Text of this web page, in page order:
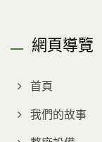
網頁導覽
首頁
我們的故事